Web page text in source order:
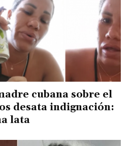
cubana sobre el
desata indignación:
lata